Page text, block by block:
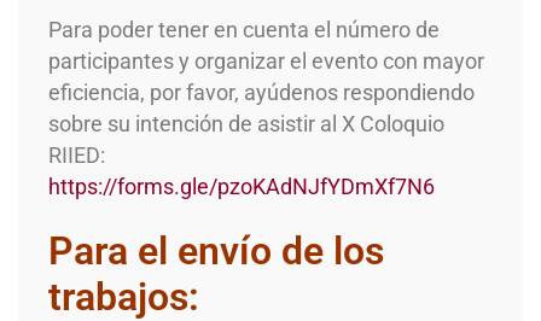
Para poder tener en cuenta el número de
participantes y organizar el evento con mayor
eficiencia, por favor, ayúdenos respondiendo
sobre su intención de asistir al X Coloquio
RIIED:
https://forms.gle/pzoKAdNJfYDmXf7N6
Para el envío de los
trabajos: